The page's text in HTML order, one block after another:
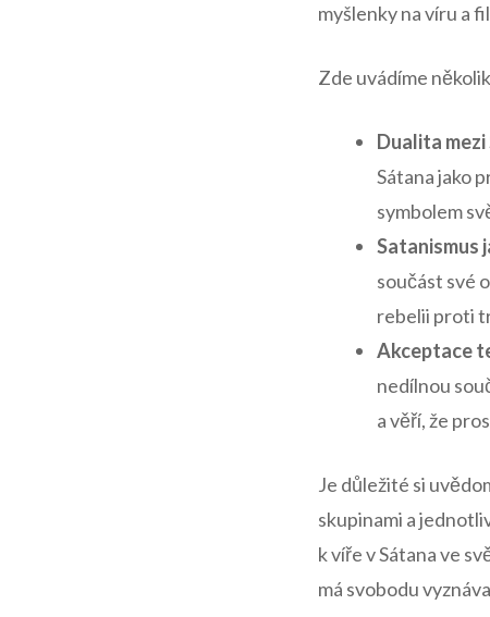
myšlenky na‌ víru a
Zde uvádíme
Dualita mezi
Sátana jako
symbolem
Satanismus
součást své
rebelii proti
Akceptace
nedílnou‌
a věří, že
Je ‍důležité si⁢
skupinami a
k víře v Sátana ve
má ‍svobodu